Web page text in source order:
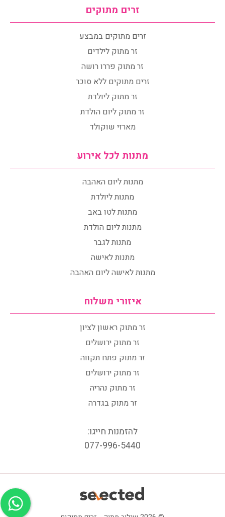
זרים מתוקים
זרים מתוקים במבצע
זר מתוק לילדים
זר מתוק פררו רושה
זרים מתוקים ללא סוכר
זר מתוק ליולדת
זר מתוק ליום הולדת
מארזי שוקולד
מתנות לכל אירוע
מתנות ליום האהבה
מתנות ליולדת
מתנות לטו באב
מתנות ליום הולדת
מתנות לגבר
מתנות לאישה
מתנות לאישה ליום האהבה
איזורי משלוח
זר מתוק ראשון לציון
זר מתוק ירושלים
זר מתוק פתח תקווה
זר מתוק ירושלים
זר מתוק נהריה
זר מתוק בגדרה
להזמנות חייגו:
077-996-5440